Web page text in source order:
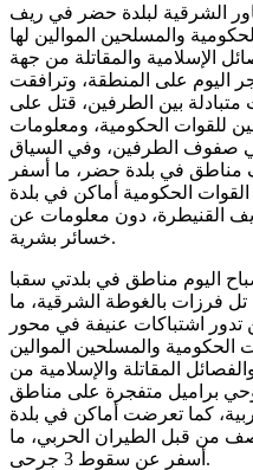
الشرقية لبلدة حضر في ريف
والمسلحين الموالين لها
الإسلامية والمقاتلة من جهة
اليوم على المنطقة، وترافقت
بين الطرفين، قتل على
للقوات الحكومية، ومعلومات
صفوف الطرفين، وفي السياق
مناطق في بلدة حضر، ما أسفر
الحكومية أماكن في بلدة
القنيطرة، دون معلومات عن
خسائر بشرية.
اليوم مناطق في بلدتي سقبا
فرزات بالغوطة الشرقية، ما
اشتباكات عنيفة في محور
الحكومية والمسلحين الموالين
المقاتلة والإسلامية من
براميل متفجرة على مناطق
كما تعرضت أماكن في بلدة
من قبل الطيران الحربي، ما
أسفر عن سقوط 3 جرحى.